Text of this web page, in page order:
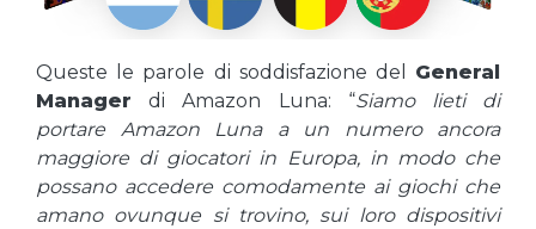
Queste le parole di soddisfazione del General
Manager di Amazon Luna: “Siamo lieti di
portare Amazon Luna a un numero ancora
maggiore di giocatori in Europa, in modo che
possano accedere comodamente ai giochi che
amano ovunque si trovino, sui loro dispositivi